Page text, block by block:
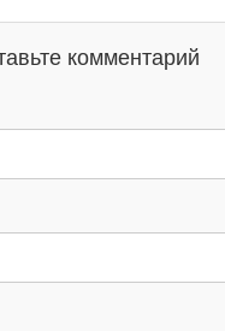
комментарий